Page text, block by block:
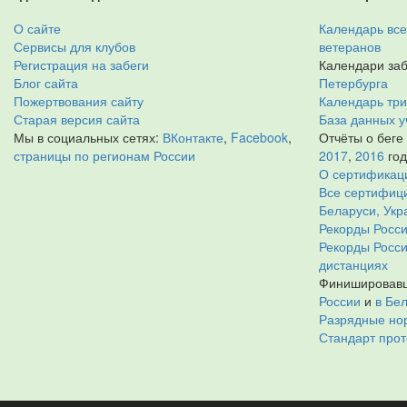
О сайте
Сервисы для клубов
Регистрация на забеги
Блог сайта
Пожертвования сайту
Старая версия сайта
Мы в социальных сетях: ВКонтакте, Facebook,
страницы по регионам России
Календарь
ветеранов
Календари
Петербурга
Календарь
База данных
Отчёты о беге
2017, 2016
О
Все
Беларуси,
Рекорды
Рекорды
дистанциях
России и в
Разрядные
Стандарт